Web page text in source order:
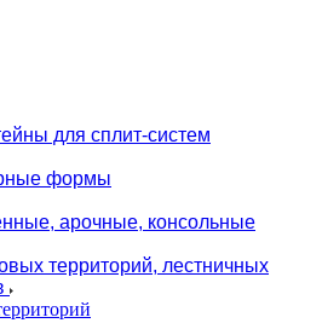
для сплит-систем
формы
арочные, консольные
территорий, лестничных